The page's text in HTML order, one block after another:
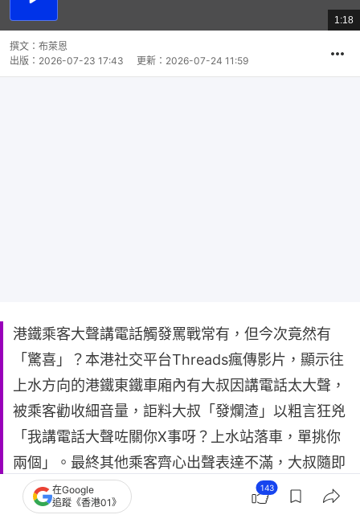
播
總
共
1:18
撰文： 布萊恩
出版： 2026-07-23 17:43 更新： 2026-07-24 11:59
港鐵乘客大聲講電話觸發罵戰常有，但今次竟然有
「驚喜」？本港社交平台Threads瘋傳影片，顯示往
上水方向的港鐵東鐵車廂內有大叔因講電話太大聲，
被乘客勸收細音量，詎料大叔「發爛渣」以粗言狂兇
「我講電話大聲咗關你X事呀？上水站落車，單挑你
兩個」。最終其他乘客齊心出聲表達不滿，大叔隨即
態度大變向全場「認錯say sorry」，令拍攝影片的目
擊者直言「笑到我X街」。
在Google
追蹤《香港01》
143